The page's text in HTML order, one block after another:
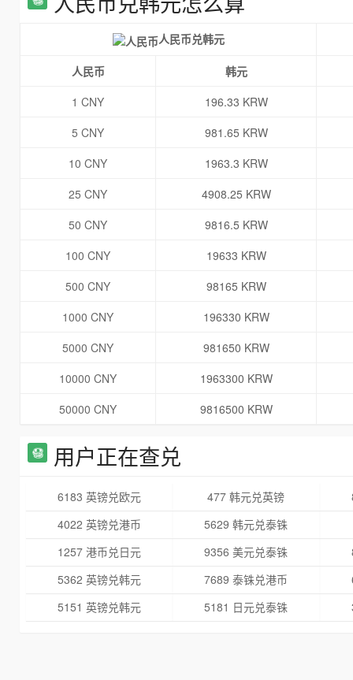
人民币兑韩元
人民币
韩元
1 CNY
196.33 KRW
5 CNY
981.65 KRW
10 CNY
1963.3 KRW
25 CNY
4908.25 KRW
50 CNY
9816.5 KRW
100 CNY
19633 KRW
500 CNY
98165 KRW
1000 CNY
196330 KRW
5000 CNY
981650 KRW
10000 CNY
1963300 KRW
50000 CNY
9816500 KRW
用户正在查兑
6183 英镑兑欧元 477 韩元兑英镑
4022 英镑兑港币
5629 韩元兑泰铢
1257 港币兑日元
9356 美元兑泰铢
5362 英镑兑韩元
7689 泰铢兑港币
5151 英镑兑韩元
5181 日元兑泰铢